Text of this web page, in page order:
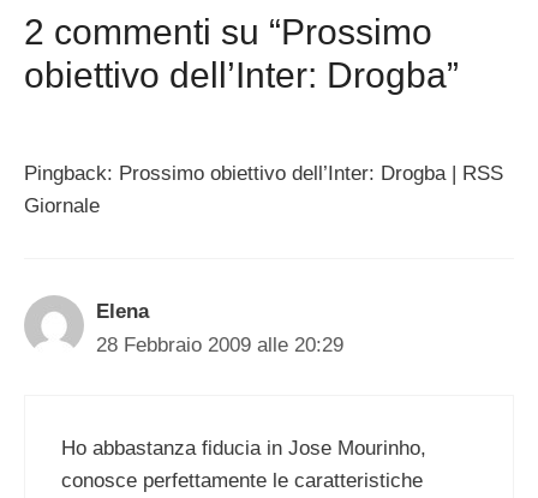
2 commenti su “Prossimo
obiettivo dell’Inter: Drogba”
Pingback: Prossimo obiettivo dell’Inter: Drogba | RSS
Giornale
Elena
28 Febbraio 2009 alle 20:29
Ho abbastanza fiducia in Jose Mourinho,
conosce perfettamente le caratteristiche